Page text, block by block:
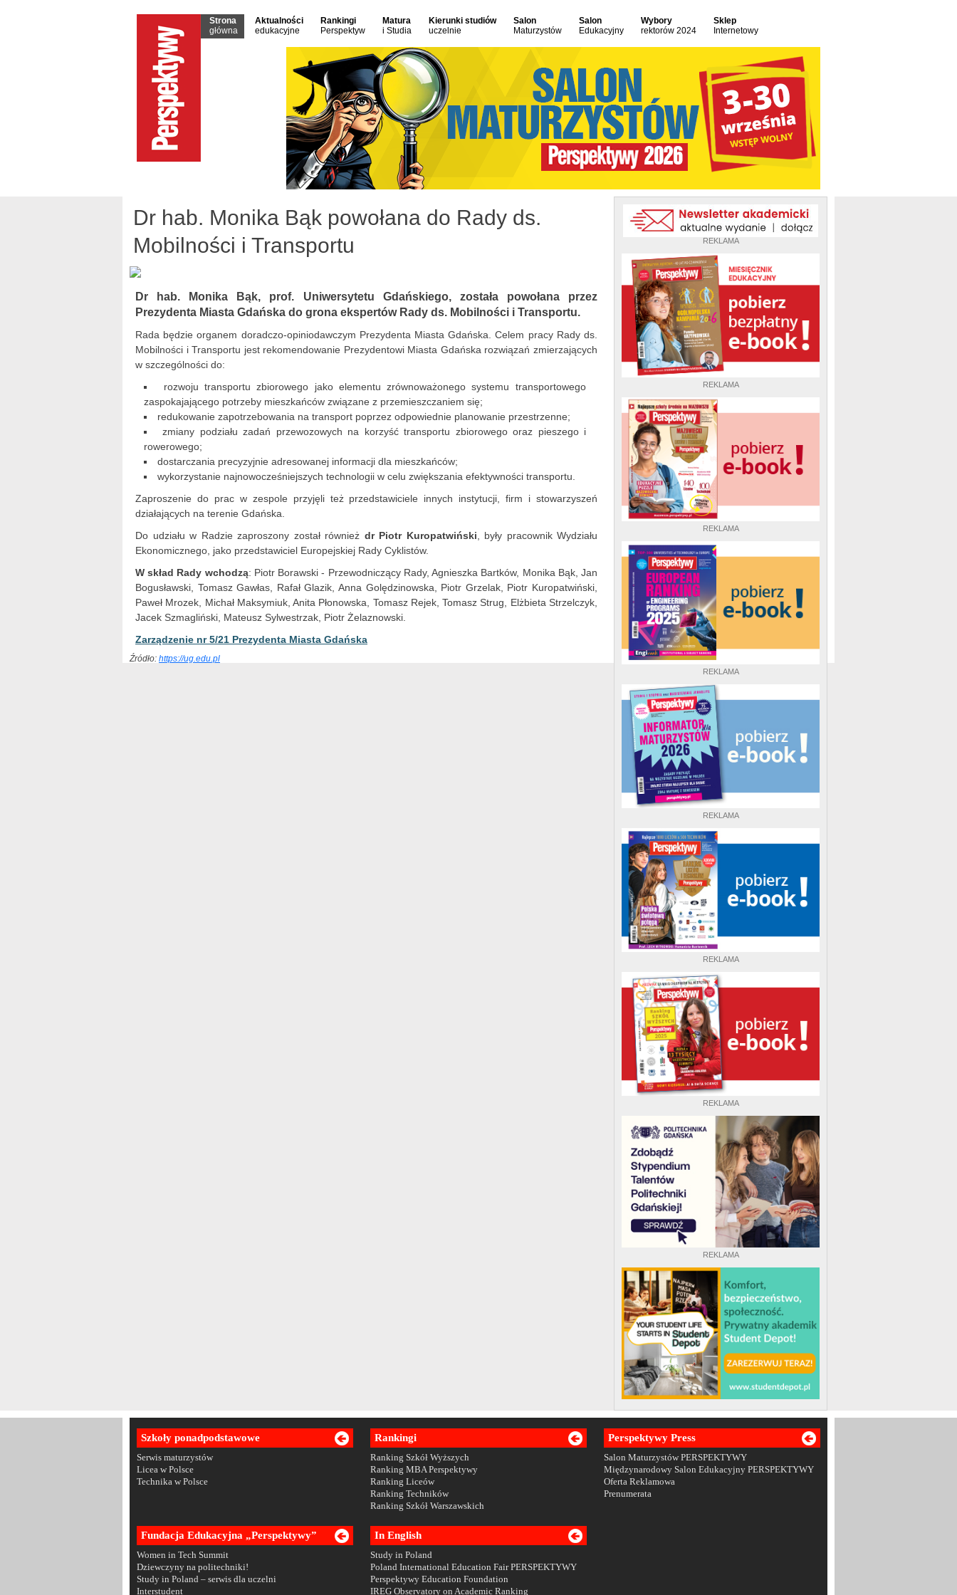
Strona
główna
Aktualności
edukacyjne
Rankingi
Perspektyw
Matura
i Studia
Kierunki studiów
uczelnie
Salon
Maturzystów
Salon
Edukacyjny
Wybory
rektorów 2024
Sklep
Internetowy
REKLAMA
REKLAMA
REKLAMA
REKLAMA
REKLAMA
REKLAMA
REKLAMA
REKLAMA
Dr hab. Monika Bąk powołana do Rady ds.
Mobilności i Transportu
Dr hab. Monika Bąk, prof. Uniwersytetu Gdańskiego, została powołana przez
Prezydenta Miasta Gdańska do grona ekspertów Rady ds. Mobilności i Transportu.
Rada będzie organem doradczo-opiniodawczym Prezydenta Miasta Gdańska. Celem pracy Rady ds.
Mobilności i Transportu jest rekomendowanie Prezydentowi Miasta Gdańska rozwiązań zmierzających
w szczególności do:
rozwoju transportu zbiorowego jako elementu zrównoważonego systemu transportowego
zaspokajającego potrzeby mieszkańców związane z przemieszczaniem się;
redukowanie zapotrzebowania na transport poprzez odpowiednie planowanie przestrzenne;
zmiany podziału zadań przewozowych na korzyść transportu zbiorowego oraz pieszego i
rowerowego;
dostarczania precyzyjnie adresowanej informacji dla mieszkańców;
wykorzystanie najnowocześniejszych technologii w celu zwiększania efektywności transportu.
Zaproszenie do prac w zespole przyjęli też przedstawiciele innych instytucji, firm i stowarzyszeń
działających na terenie Gdańska.
Do udziału w Radzie zaproszony został również dr Piotr Kuropatwiński , były pracownik Wydziału
Ekonomicznego, jako przedstawiciel Europejskiej Rady Cyklistów.
W skład Rady wchodzą: Piotr Borawski - Przewodniczący Rady, Agnieszka Bartków, Monika Bąk, Jan
Bogusławski, Tomasz Gawłas, Rafał Glazik, Anna Golędzinowska, Piotr Grzelak, Piotr Kuropatwiński,
Paweł Mrozek, Michał Maksymiuk, Anita Płonowska, Tomasz Rejek, Tomasz Strug, Elżbieta Strzelczyk,
Jacek Szmagliński, Mateusz Sylwestrzak, Piotr Żelaznowski.
Zarządzenie nr 5/21 Prezydenta Miasta Gdańska
Źródło: https://ug.edu.pl
Szkoły ponadpodstawowe
Serwis maturzystów
Licea w Polsce
Technika w Polsce
Rankingi
Ranking Szkół Wyższych
Ranking MBA Perspektywy
Ranking Liceów
Ranking Techników
Ranking Szkół Warszawskich
Perspektywy Press
Salon Maturzystów PERSPEKTYWY
Międzynarodowy Salon Edukacyjny PERSPEKTYWY
Oferta Reklamowa
Prenumerata
Fundacja Edukacyjna „Perspektywy”
Women in Tech Summit
Dziewczyny na politechniki!
Study in Poland – serwis dla uczelni
Interstudent
In English
Study in Poland
Poland International Education Fair PERSPEKTYWY
Perspektywy Education Foundation
IREG Observatory on Academic Ranking